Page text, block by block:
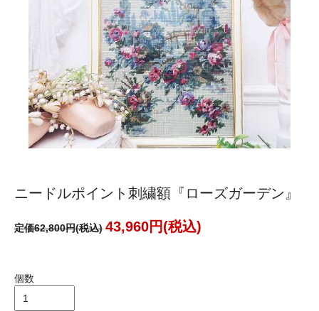
ニードルポイント刺繍額『ローズガーデン』
定価62,800円(税込) 43,960円(税込)
個数